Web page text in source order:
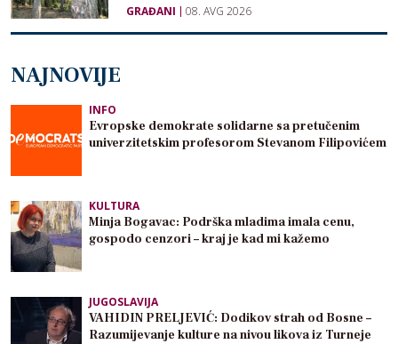
GRAĐANI 08. AVG 2026
NAJNOVIJE
INFO
Evropske demokrate solidarne sa pretučenim
univerzitetskim profesorom Stevanom Filipovićem
KULTURA
Minja Bogavac: Podrška mladima imala cenu,
gospodo cenzori – kraj je kad mi kažemo
JUGOSLAVIJA
VAHIDIN PRELJEVIĆ: Dodikov strah od Bosne –
Razumijevanje kulture na nivou likova iz Turneje